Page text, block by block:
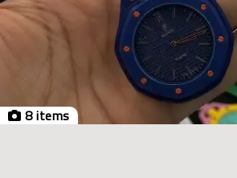
8 items